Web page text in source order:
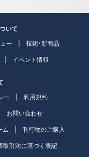
いて
ー 技術・新商品
イベント情報
ー 利用規約
お問い合わせ
ム 刊行物のご購入
取引法に基づく表記